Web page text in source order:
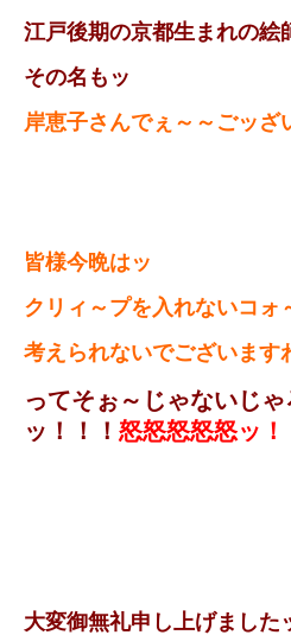
江戸後期の京都生まれの絵
その名もッ
岸恵子さんでぇ～～ごッざ
皆様今晩はッ
クリィ～プを入れないコォ
考えられないでございます
ってそぉ～じゃないじ
ッ！！！ 怒怒怒怒怒ッ！
大変御無礼申し上げました